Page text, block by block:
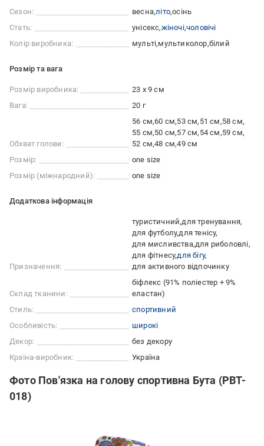
Сезон: весна літо осінь
Стать:
унісекс жіночі чоловічі
Колір виробника:
мульті мультиколор білий
Розмір та вага
Розмір виробника:
23 х 9 см
Вага:
20 г
Обхват голови:
56 см 60 см 53 см 51 см 58 см
55 см 50 см 57 см 54 см 59 см
52 см 48 см 49 см
Розмір:
one size
Розмір (міжнародний):
one size
Додаткова інформація
Призначення:
туристичний для тренування
для футболу для тенісу
для мисливства для риболовлі
для фітнесу для бігу
для активного відпочинку
Склад тканини:
біфлекс (91% поліестер + 9%
еластан)
Стиль:
спортивний
Особливість:
широкі
Декор:
без декору
Країна-виробник:
Україна
Фото Пов'язка на голову спортивна Бута (PBT-
018)